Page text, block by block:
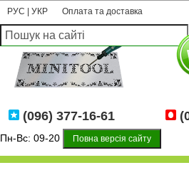
РУС УКР Оплата та доставка
(096) 377-16-61
Пн-Вс: 09-20 Повна версія сайту